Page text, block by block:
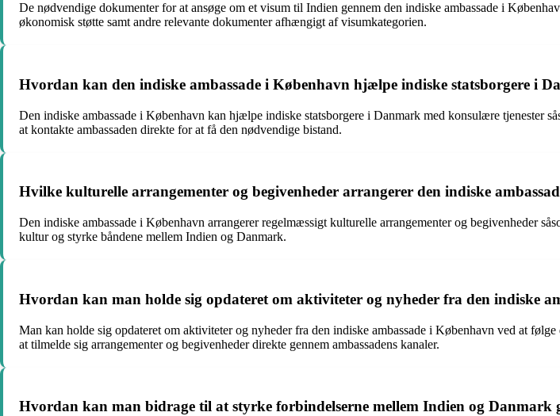
De nødvendige dokumenter for at ansøge om et visum til Indien gennem den indiske ambassade i
økonomisk støtte samt andre relevante dokumenter afhængigt af visumkategorien.
Hvordan kan den indiske ambassade i København hjælpe indiske statsborgere i
Den indiske ambassade i København kan hjælpe indiske statsborgere i Danmark med konsulære tjenester
at kontakte ambassaden direkte for at få den nødvendige bistand.
Hvilke kulturelle arrangementer og begivenheder arrangerer den indiske
Den indiske ambassade i København arrangerer regelmæssigt kulturelle arrangementer og begivenheder
kultur og styrke båndene mellem Indien og Danmark.
Hvordan kan man holde sig opdateret om aktiviteter og nyheder fra den indiske
Man kan holde sig opdateret om aktiviteter og nyheder fra den indiske ambassade i København ved at
at tilmelde sig arrangementer og begivenheder direkte gennem ambassadens kanaler.
Hvordan kan man bidrage til at styrke forbindelserne mellem Indien og Danmark